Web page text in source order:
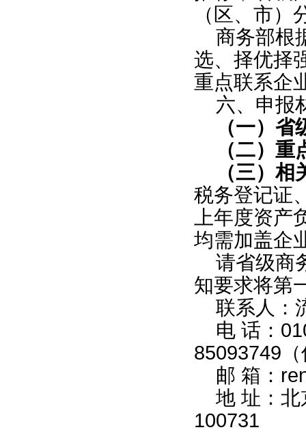
（区、市
商务部根
选、择优择
重点联系企
六、申报
（一）
（二）
（三）
税务登记证
上年度资
均需加盖企
请省级商
知要求将第
联系人：
电 话：
85093749
邮 箱：
地 址：
100731